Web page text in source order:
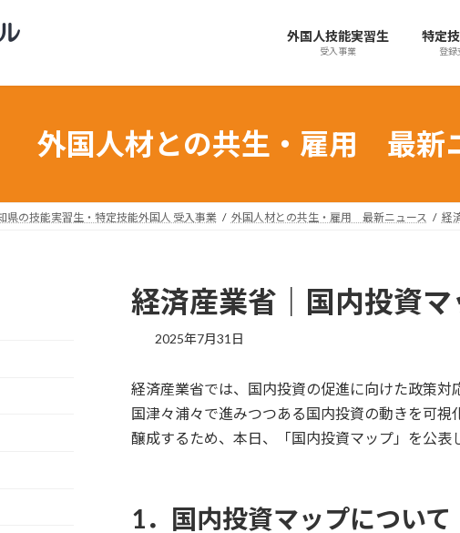
外国人技能実習生
受入事業
特定
登録
外国人材との共生・雇用 最新
県の技能実習生・特定技能外国人 受入事業 外国人材との共生・雇用 最新ニュース 経
経済産業省｜国内投資
2025年7月31日
新
日
時
経済産業省では、国内投資の促進に向けた政策
国津々浦々で進みつつある国内投資の動きを可
醸成するため、本日、「国内投資マップ」を公表
1．国内投資マップについて